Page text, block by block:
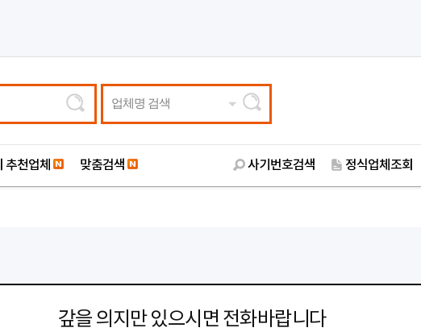
업체명 검색
추천업체 맞춤검색 사기번호검색 정식업체조회
갚을 의지만 있으시면 전화바랍니다